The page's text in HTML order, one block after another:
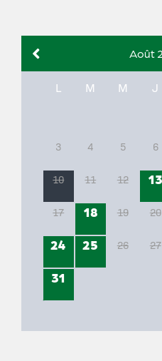
Août
L M M J
3 4 5 6
10 11 12 13
17 18 19 20
24
25 26 27
31